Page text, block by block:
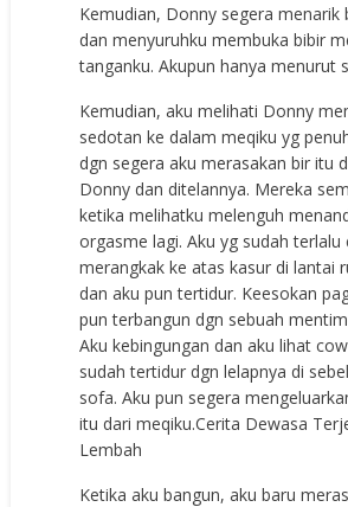
Kemudian, Donny segera menarik
dan menyuruhku membuka bibir
tanganku. Akupun hanya menurut
Kemudian, aku melihati Donny
sedotan ke dalam meqiku yg
dgn segera aku merasakan bir itu
Donny dan ditelannya. Mereka
ketika melihatku melenguh
orgasme lagi. Aku yg sudah terlalu
merangkak ke atas kasur di lantai
dan aku pun tertidur. Keesokan
pun terbangun dgn sebuah
Aku kebingungan dan aku lihat
sudah tertidur dgn lelapnya di
sofa. Aku pun segera
itu dari meqiku.Cerita Dewasa
Lembah
Ketika aku bangun, aku baru